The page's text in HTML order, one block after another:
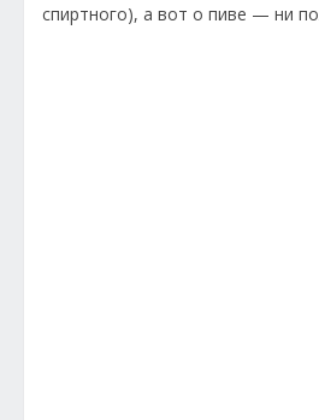
спиртного), а вот о пиве — ни